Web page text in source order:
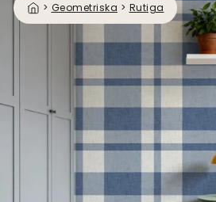
> Geometriska > Rutiga